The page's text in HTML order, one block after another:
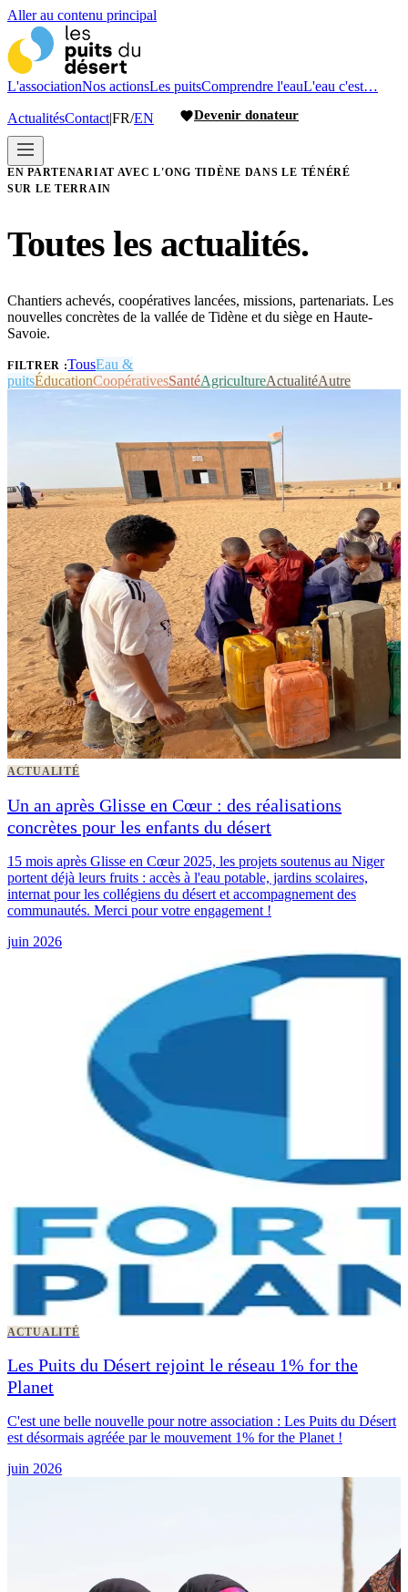
Aller au contenu principal
L'associationNos actionsLes puitsComprendre l'eauL'eau c'est…
ActualitésContact|FR/EN Devenir donateur
EN PARTENARIAT AVEC L'ONG TIDÈNE DANS LE TÉNÉRÉ
SUR LE TERRAIN
Toutes les actualités.
Chantiers achevés, coopératives lancées, missions, partenariats. Les
nouvelles concrètes de la vallée de Tidène et du siège en Haute-
Savoie.
FILTRER :TousEau &
puitsÉducationCoopérativesSantéAgricultureActualitéAutre
ACTUALITÉ
Un an après Glisse en Cœur : des réalisations
concrètes pour les enfants du désert
15 mois après Glisse en Cœur 2025, les projets soutenus au Niger
portent déjà leurs fruits : accès à l'eau potable, jardins scolaires,
internat pour les collégiens du désert et accompagnement des
communautés. Merci pour votre engagement !
juin 2026
ACTUALITÉ
Les Puits du Désert rejoint le réseau 1% for the
Planet
C'est une belle nouvelle pour notre association : Les Puits du Désert
est désormais agréée par le mouvement 1% for the Planet !
juin 2026